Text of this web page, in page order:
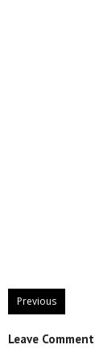
Previous
Leave Comment